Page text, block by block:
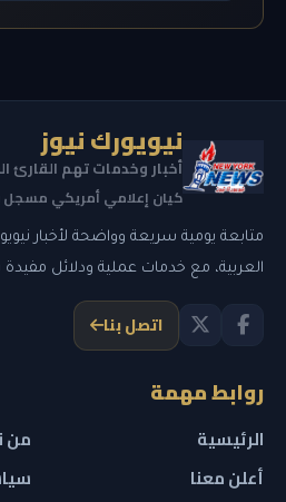
نيويورك نيوز
أخبار وخدمات تهم القارئ
كيان إعلامي أمريكي مسجل برقم
متابعة يومية سريعة وواضحة لأخبار
العربية، مع خدمات عملية ودلائل
اتصل بنا
روابط مهمة
الرئيسية
من
أعلن معنا